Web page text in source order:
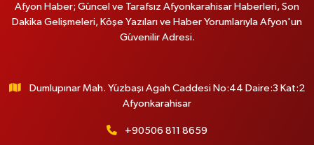
Afyon Haber; Güncel ve Tarafsız Afyonkarahisar Haberleri, Son
Dakika Gelişmeleri, Köşe Yazıları ve Haber Yorumlarıyla Afyon'un
Güvenilir Adresi.
Dumlupınar Mah. Yüzbaşı Agah Caddesi No:44 Daire:3 Kat:2
Afyonkarahisar
+90506 811 8659